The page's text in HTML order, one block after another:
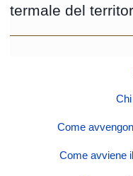
termale del
Come
Come avviene